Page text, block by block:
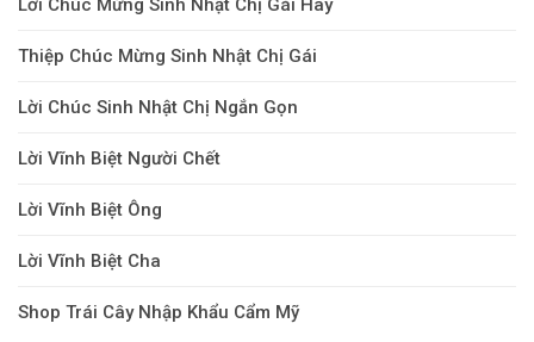
Lời Chúc Mừng Sinh Nhật Chị Gái Hay
Thiệp Chúc Mừng Sinh Nhật Chị Gái
Lời Chúc Sinh Nhật Chị Ngắn Gọn
Lời Vĩnh Biệt Người Chết
Lời Vĩnh Biệt Ông
Lời Vĩnh Biệt Cha
Shop Trái Cây Nhập Khẩu Cẩm Mỹ